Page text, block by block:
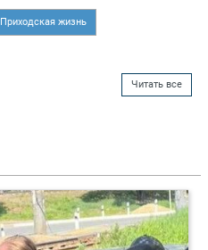
Приходская жизнь
Читать все